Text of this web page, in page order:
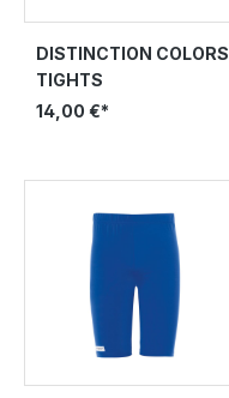
DISTINCTION COLORS
TIGHTS
14,00 €*